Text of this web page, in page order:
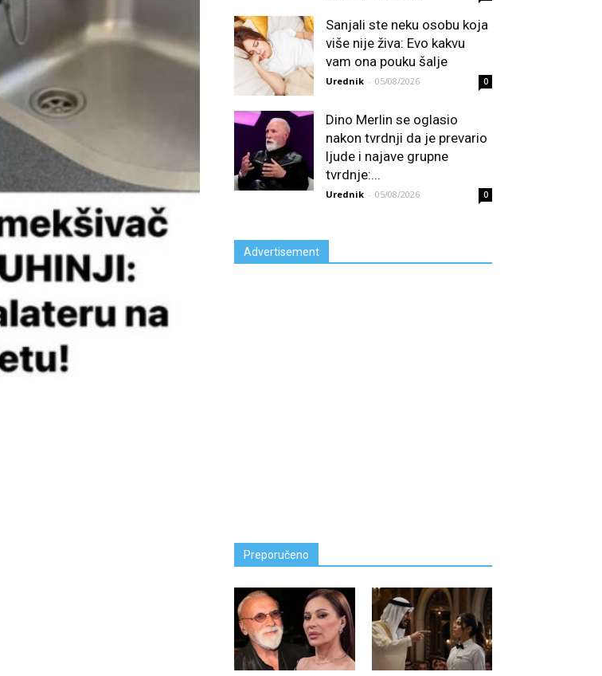
Sanjali ste neku osobu koja
više nije živa: Evo kakvu
vam ona pouku šalje
Urednik - 05/08/2026 0
Dino Merlin se oglasio
nakon tvrdnji da je prevario
ljude i najave grupne
tvrdnje:...
Urednik - 05/08/2026 0
Advertisement
Preporučeno